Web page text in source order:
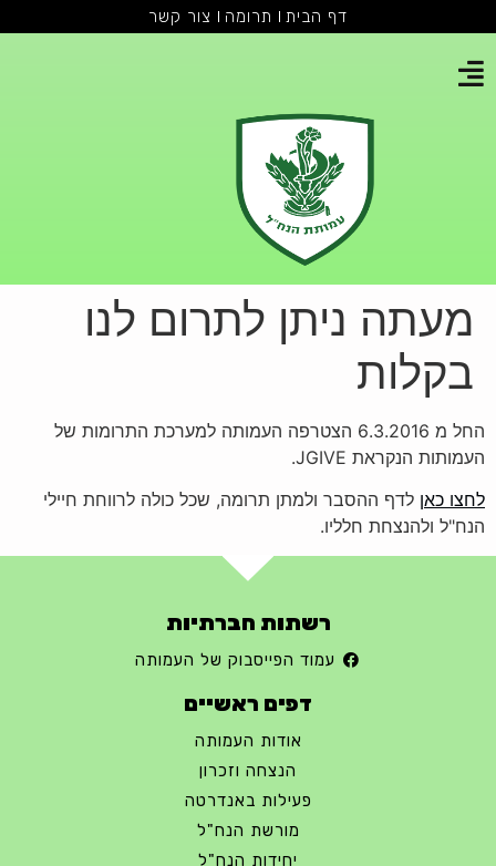
דף הבית תרומה צור קשר
מעתה ניתן לתרום לנו
בקלות
החל מ 6.3.2016 הצטרפה העמותה למערכת התרומות של
העמותות הנקראת JGIVE.
לחצו כאן לדף ההסבר ולמתן תרומה, שכל כולה לרווחת חיילי
הנח"ל ולהנצחת חלליו.
רשתות חברתיות
עמוד הפייסבוק של העמותה
דפים ראשיים
אודות העמותה
הנצחה וזכרון
פעילות באנדרטה
מורשת הנח"ל
יחידות הנח"ל